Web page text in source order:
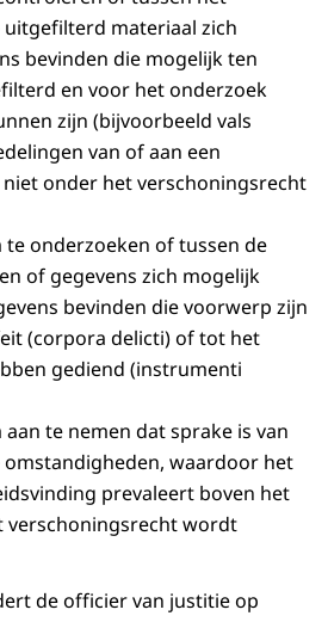
materiaal zich
bevinden die mogelijk ten
en voor het onderzoek
zijn (bijvoorbeeld vals
van of aan een
onder het verschoningsrecht
onderzoeken of tussen de
of gegevens zich mogelijk
bevinden die voorwerp zijn
(corpora delicti) of tot het
gediend (instrumenti
te nemen dat sprake is van
waardoor het
prevaleert boven het
verschoningsrecht wordt
de officier van justitie op